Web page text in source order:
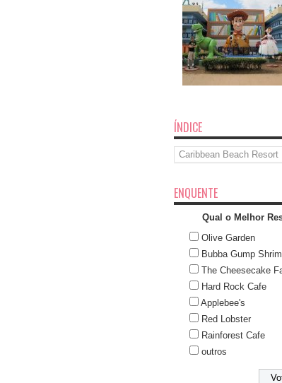
ÍNDICE
Índice
ENQUENTE
Qual o Melhor
Olive Garden
Bubba Gump
The Cheesecake
Hard Rock Cafe
Applebee's
Red Lobster
Rainforest Cafe
outros